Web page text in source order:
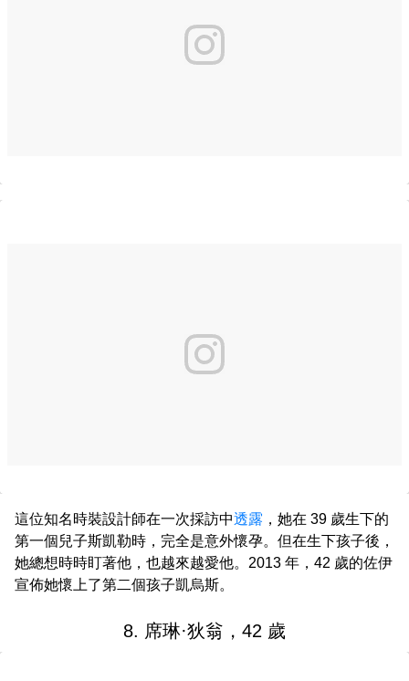
這位知名時裝設計師在一次採訪中透露 ，她在 39 歲生下的
第一個兒子斯凱勒時，完全是意外懷孕。但在生下孩子後，
她總想時時盯著他，也越來越愛他。2013 年，42 歲的佐伊
宣佈她懷上了第二個孩子凱烏斯。
8. 席琳·狄翁，42 歲